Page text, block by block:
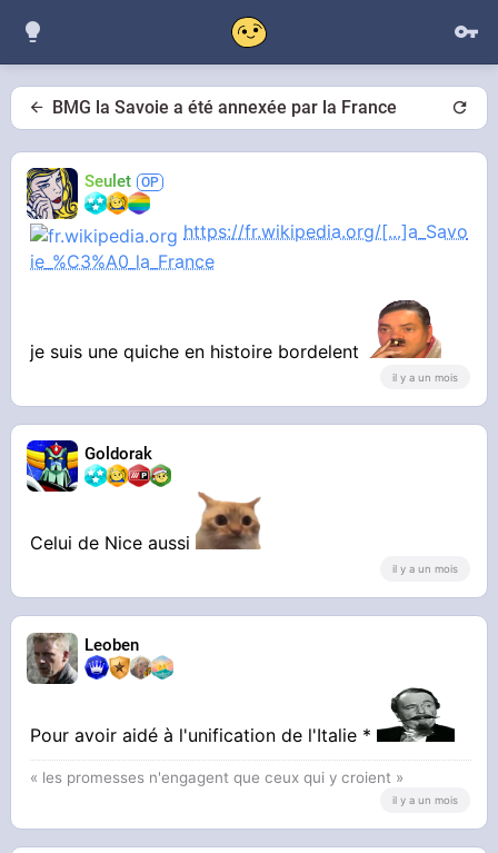
BMG la Savoie a été annexée par la France
Seulet
https://fr.wikipedia.org/[...]a_Savo
ie_%C3%A0_la_France
je suis une quiche en histoire bordelent
il y a un mois
Goldorak
Celui de Nice aussi
il y a un mois
Leoben
Pour avoir aidé à l'unification de l'Italie *
« les promesses n'engagent que ceux qui y croient »
il y a un mois